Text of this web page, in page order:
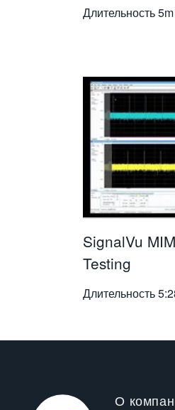
Длительность
SignalVu
Testing
Длительность
О